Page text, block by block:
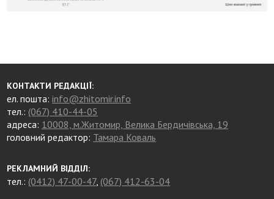
КОНТАКТИ РЕДАКЦІЇ:
ел. пошта:info@zhitomir.info
тел.: (067) 410-44-05
адреса: 10008, м.Житомир, Велика Бердичівська, 19
головний редактор: Тамара Коваль
РЕКЛАМНИЙ ВІДДІЛ:
тел.: (0412) 47-00-47, (067) 412-63-04